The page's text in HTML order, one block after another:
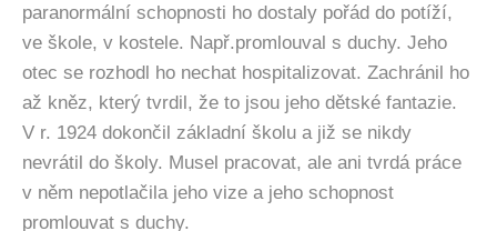
paranormální schopnosti ho dostaly pořád do potíží,
ve škole, v kostele. Např.promlouval s duchy. Jeho
otec se rozhodl ho nechat hospitalizovat. Zachránil ho
až kněz, který tvrdil, že to jsou jeho dětské fantazie.
V r. 1924 dokončil základní školu a již se nikdy
nevrátil do školy. Musel pracovat, ale ani tvrdá práce
v něm nepotlačila jeho vize a jeho schopnost
promlouvat s duchy.